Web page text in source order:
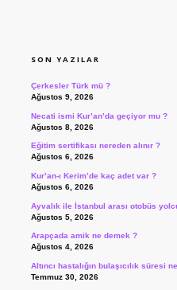
SON YAZILAR
Çerkesler Türk mü ?
Ağustos 9, 2026
Necati ismi Kur’an’da geçiyor mu ?
Ağustos 8, 2026
Eğitim sertifikası nereden alınır ?
Ağustos 6, 2026
Kur’an-ı Kerim’de kaç adet var ?
Ağustos 6, 2026
Ayvalık ile İstanbul arası otobüs
Ağustos 5, 2026
Arapçada amik ne demek ?
Ağustos 4, 2026
Altıncı hastalığın bulaşıcılık süresi
Temmuz 30, 2026